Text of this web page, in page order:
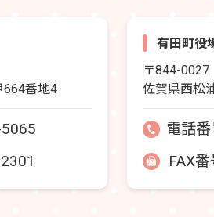
664番地4
有田町役
〒844-0027
佐賀県西松
電話番
FAX